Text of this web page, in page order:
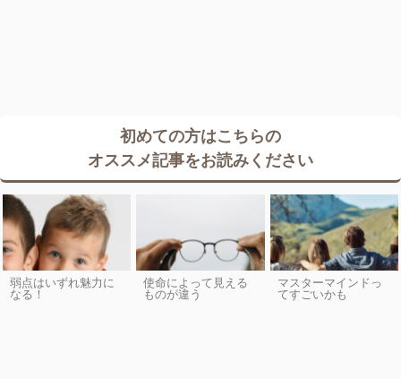
初めての方はこちらの
オススメ記事をお読みください
弱点はいずれ魅力に
なる！
使命によって見える
ものが違う
マスターマインドっ
てすごいかも